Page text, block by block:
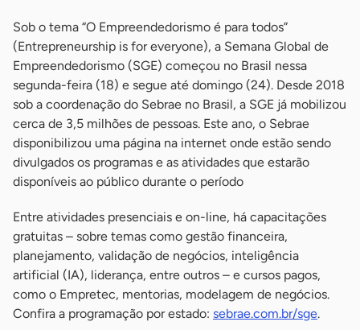
Sob o tema “O Empreendedorismo é para todos”
(Entrepreneurship is for everyone), a Semana Global de
Empreendedorismo (SGE) começou no Brasil nessa
segunda-feira (18) e segue até domingo (24). Desde 2018
sob a coordenação do Sebrae no Brasil, a SGE já mobilizou
cerca de 3,5 milhões de pessoas. Este ano, o Sebrae
disponibilizou uma página na internet onde estão sendo
divulgados os programas e as atividades que estarão
disponíveis ao público durante o período
Entre atividades presenciais e on-line, há capacitações
gratuitas – sobre temas como gestão financeira,
planejamento, validação de negócios, inteligência
artificial (IA), liderança, entre outros – e cursos pagos,
como o Empretec, mentorias, modelagem de negócios.
Confira a programação por estado: sebrae.com.br/sge.